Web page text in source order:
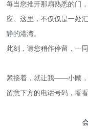
每当您推开那扇熟悉的门
应。这里，不仅仅是一处
静的港湾。
此刻，请您稍作停留，一
紧接着，就让我——小顾，
留意下方的电话号码，看